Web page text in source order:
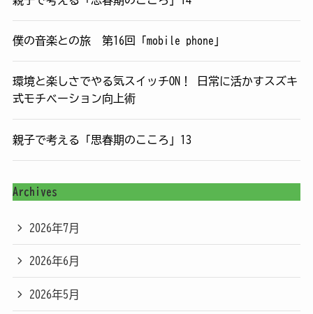
僕の音楽との旅 第16回「mobile phone」
環境と楽しさでやる気スイッチON！ 日常に活かすスズキ
式モチベーション向上術
親子で考える「思春期のこころ」13
Archives
2026年7月
2026年6月
2026年5月